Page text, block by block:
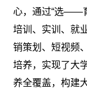
心，通过“选——
培训、实训、就
销策划、短视频
培养，实现了大
养全覆盖，构建